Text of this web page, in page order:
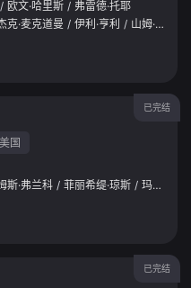
/ 欧文·哈里斯 / 弗雷德·托耶
克·麦克道曼 / 伊利·亨利 / 山姆·米德
已完结
美国
斯·弗兰科 / 菲丽希缇·琼斯 / 玛丽亚·迪齐亚
已完结